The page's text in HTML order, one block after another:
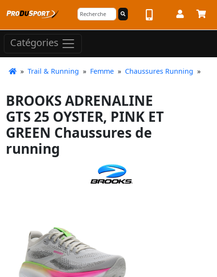
Catégories
» Trail & Running » Femme » Chaussures Running »
BROOKS ADRENALINE
GTS 25 OYSTER, PINK ET
GREEN Chaussures de
running